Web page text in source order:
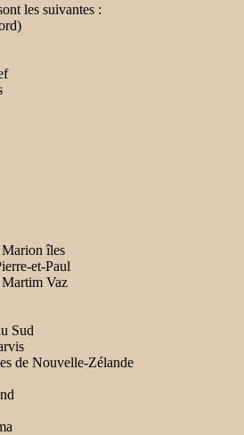
les suivantes :
îles
et-Paul
Vaz
Sud
de Nouvelle-Zélande